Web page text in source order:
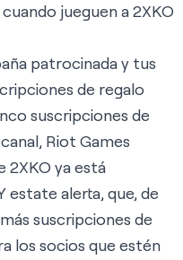
jueguen a 2XKO
patrocinada y tus
de regalo
suscripciones de
Riot Games
2XKO ya está
estate alerta, que, de
suscripciones de
los socios que estén